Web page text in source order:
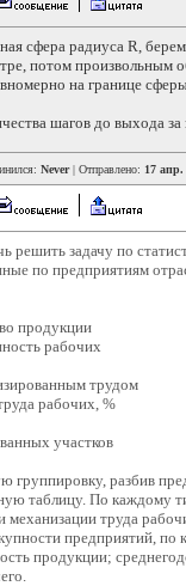
сфера радиуса R,
потом произвольным
на границе
шагов до выхода
Never| Отправлено: 17 апр.
решить задачу по
по предприятиям
продукции
рабочих
трудом
рабочих, %
участков
группировку, разбив
таблицу. По каждому
механизации труда
предприятий,
продукции;